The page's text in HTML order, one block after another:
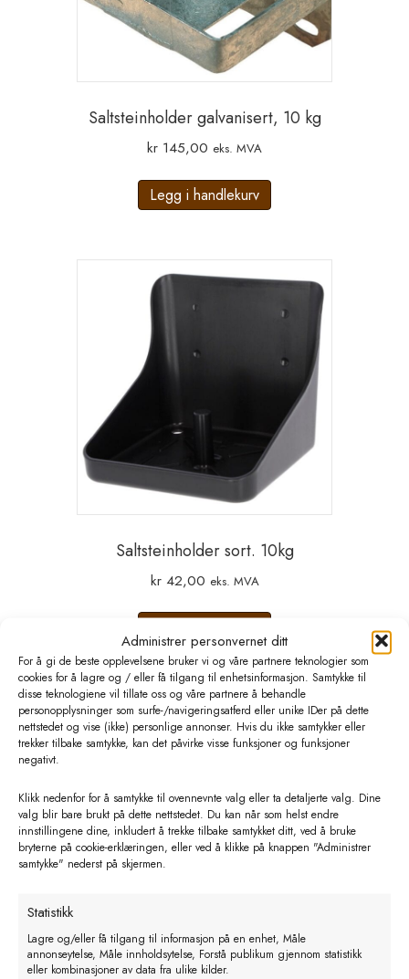
Administrer personvernet ditt
For å gi de beste opplevelsene bruker vi og våre partnere teknologier som
cookies for å lagre og / eller få tilgang til enhetsinformasjon. Samtykke til
disse teknologiene vil tillate oss og våre partnere å behandle
personopplysninger som surfe-/navigeringsatferd eller unike IDer på dette
nettstedet og vise (ikke) personlige annonser. Hvis du ikke samtykker eller
trekker tilbake samtykke, kan det påvirke visse funksjoner og funksjoner
negativt.
Klikk nedenfor for å samtykke til ovennevnte valg eller ta detaljerte valg. Dine
valg blir bare brukt på dette nettstedet. Du kan når som helst endre
innstillingene dine, inkludert å trekke tilbake samtykket ditt, ved å bruke
bryterne på cookie-erklæringen, eller ved å klikke på knappen "Administrer
samtykke" nederst på skjermen.
Statistikk
Lagre og/eller få tilgang til informasjon på en enhet, Måle
annonseytelse, Måle innholdsytelse, Forstå publikum gjennom statistikk
eller kombinasjoner av data fra ulike kilder.
Saltsteinholder galvanisert, 10 kg
kr 145,00 eks. MVA
Legg i handlekurv
Saltsteinholder sort. 10kg
kr42,00 eks. MVA
Relaterte produkter